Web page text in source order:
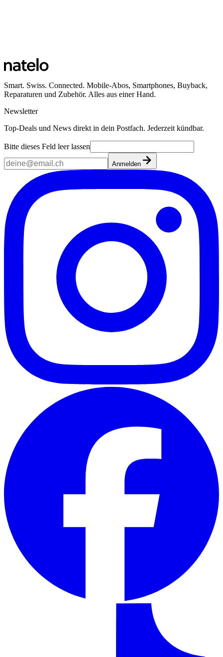
Smart. Swiss. Connected. Mobile-Abos, Smartphones, Buyback,
Reparaturen und Zubehör. Alles aus einer Hand.
Newsletter
Top-Deals und News direkt in dein Postfach. Jederzeit kündbar.
Bitte dieses Feld leer lassen
Anmelden